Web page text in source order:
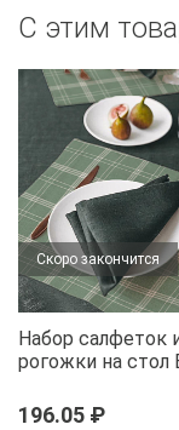
С этим
Скоро закончится
Набор салфеток
рогожки на стол
ДОМА/Vse
1 Камилла
196.05 ₽